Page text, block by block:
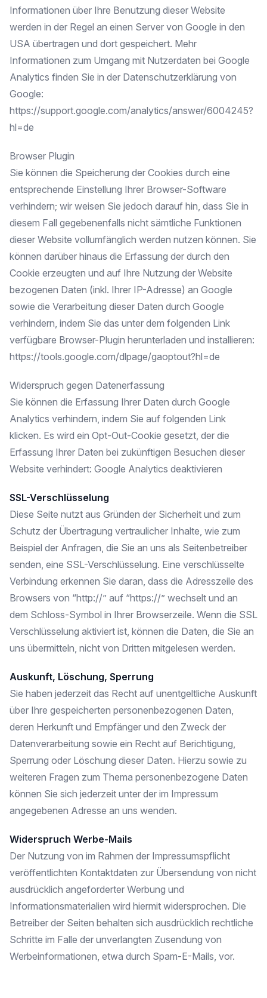
Informationen über Ihre Benutzung dieser Website
werden in der Regel an einen Server von Google in den
USA übertragen und dort gespeichert. Mehr
Informationen zum Umgang mit Nutzerdaten bei Google
Analytics finden Sie in der Datenschutzerklärung von
Google:
https://support.google.com/analytics/answer/6004245?
hl=de
Browser Plugin
Sie können die Speicherung der Cookies durch eine
entsprechende Einstellung Ihrer Browser-Software
verhindern; wir weisen Sie jedoch darauf hin, dass Sie in
diesem Fall gegebenenfalls nicht sämtliche Funktionen
dieser Website vollumfänglich werden nutzen können. Sie
können darüber hinaus die Erfassung der durch den
Cookie erzeugten und auf Ihre Nutzung der Website
bezogenen Daten (inkl. Ihrer IP-Adresse) an Google
sowie die Verarbeitung dieser Daten durch Google
verhindern, indem Sie das unter dem folgenden Link
verfügbare Browser-Plugin herunterladen und installieren:
https://tools.google.com/dlpage/gaoptout?hl=de
Widerspruch gegen Datenerfassung
Sie können die Erfassung Ihrer Daten durch Google
Analytics verhindern, indem Sie auf folgenden Link
klicken. Es wird ein Opt-Out-Cookie gesetzt, der die
Erfassung Ihrer Daten bei zukünftigen Besuchen dieser
Website verhindert: Google Analytics deaktivieren
SSL-Verschlüsselung
Diese Seite nutzt aus Gründen der Sicherheit und zum
Schutz der Übertragung vertraulicher Inhalte, wie zum
Beispiel der Anfragen, die Sie an uns als Seitenbetreiber
senden, eine SSL-Verschlüsselung. Eine verschlüsselte
Verbindung erkennen Sie daran, dass die Adresszeile des
Browsers von “http://” auf “https://” wechselt und an
dem Schloss-Symbol in Ihrer Browserzeile. Wenn die SSL
Verschlüsselung aktiviert ist, können die Daten, die Sie an
uns übermitteln, nicht von Dritten mitgelesen werden.
Auskunft, Löschung, Sperrung
Sie haben jederzeit das Recht auf unentgeltliche Auskunft
über Ihre gespeicherten personenbezogenen Daten,
deren Herkunft und Empfänger und den Zweck der
Datenverarbeitung sowie ein Recht auf Berichtigung,
Sperrung oder Löschung dieser Daten. Hierzu sowie zu
weiteren Fragen zum Thema personenbezogene Daten
können Sie sich jederzeit unter der im Impressum
angegebenen Adresse an uns wenden.
Widerspruch Werbe-Mails
Der Nutzung von im Rahmen der Impressumspflicht
veröffentlichten Kontaktdaten zur Übersendung von nicht
ausdrücklich angeforderter Werbung und
Informationsmaterialien wird hiermit widersprochen. Die
Betreiber der Seiten behalten sich ausdrücklich rechtliche
Schritte im Falle der unverlangten Zusendung von
Werbeinformationen, etwa durch Spam-E-Mails, vor.